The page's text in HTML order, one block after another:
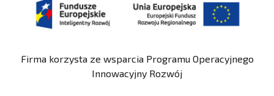
Firma korzysta ze wsparcia Programu Operacyjnego
Innowacyjny Rozwój